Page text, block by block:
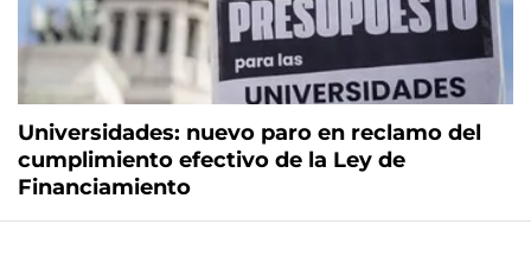
Universidades: nuevo paro en reclamo del
cumplimiento efectivo de la Ley de
Financiamiento